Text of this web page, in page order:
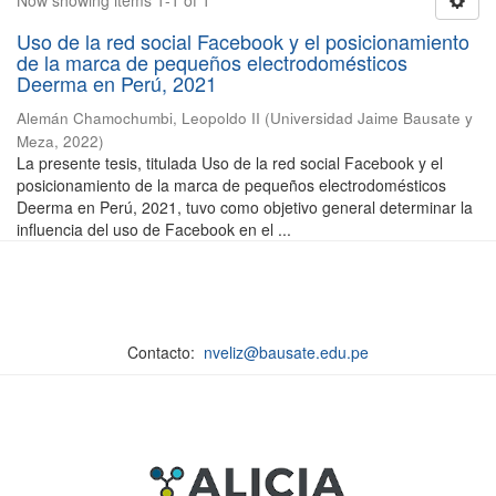
Uso de la red social Facebook y el posicionamiento
de la marca de pequeños electrodomésticos
Deerma en Perú, 2021
Alemán Chamochumbi, Leopoldo II (Universidad Jaime Bausate y
Meza, 2022)
La presente tesis, titulada Uso de la red social Facebook y el
posicionamiento de la marca de pequeños electrodomésticos
Deerma en Perú, 2021, tuvo como objetivo general determinar la
influencia del uso de Facebook en el ...
Contacto: nveliz@bausate.edu.pe